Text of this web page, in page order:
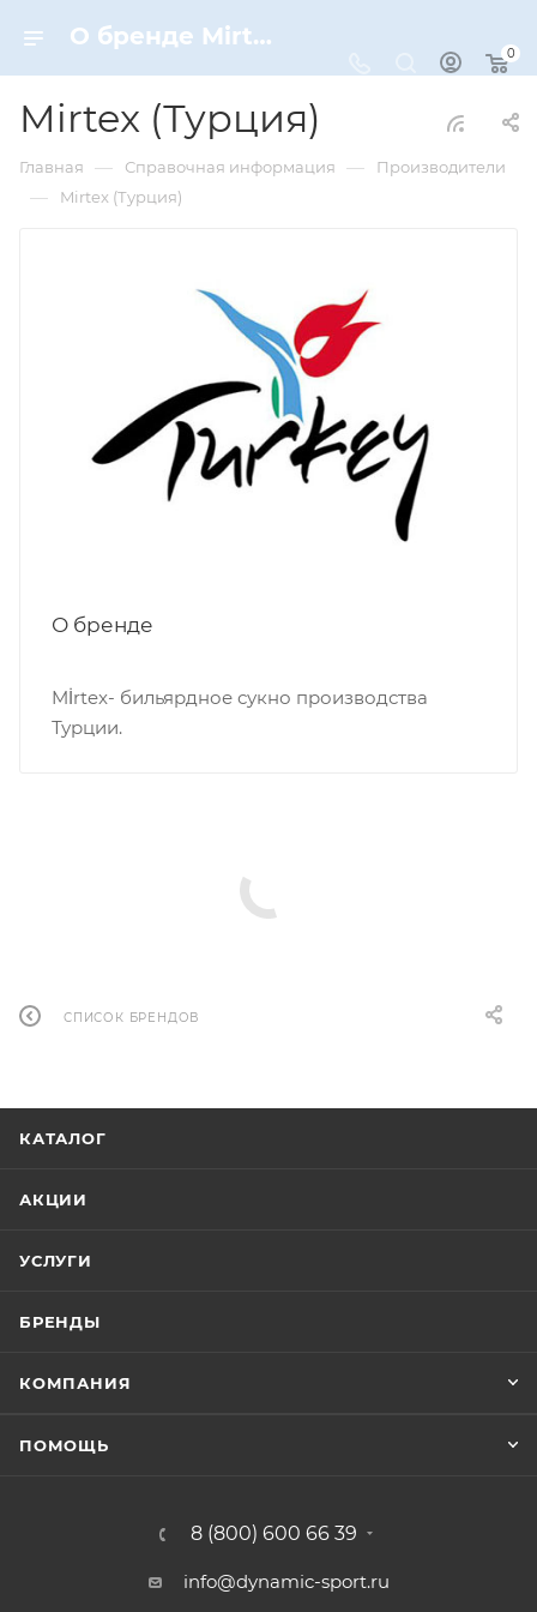
О бренде Mirtex (Турция)
0
Mirtex (Турция)
Главная — Справочная информация — Производители
— Mirtex (Турция)
О бренде
Mİrtex- бильярдное сукно производства
Турции.
СПИСОК БРЕНДОВ
КАТАЛОГ
АКЦИИ
УСЛУГИ
БРЕНДЫ
КОМПАНИЯ
ПОМОЩЬ
8 (800) 600 66 39
info@dynamic-sport.ru